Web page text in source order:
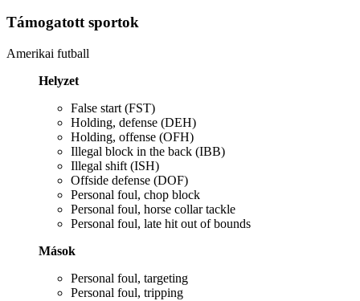
Támogatott sportok
Amerikai futball
Helyzet
False start (FST)
Holding, defense (DEH)
Holding, offense (OFH)
Illegal block in the back (IBB)
Illegal shift (ISH)
Offside defense (DOF)
Personal foul, chop block
Personal foul, horse collar tackle
Personal foul, late hit out of bounds
Mások
Personal foul, targeting
Personal foul, tripping